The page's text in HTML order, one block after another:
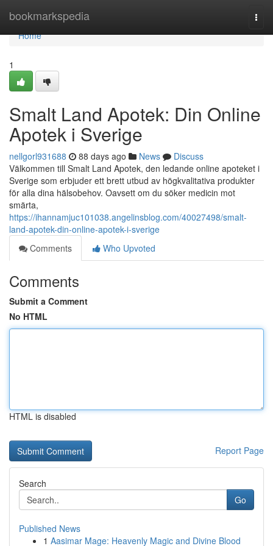
bookmarkspedia
Home
Home
1
Smalt Land Apotek: Din Online
Apotek i Sverige
nellgorl931688 88 days ago News
Discuss
Välkommen till Smalt Land Apotek, den ledande online apoteket i
Sverige som erbjuder ett brett utbud av högkvalitativa produkter
för alla dina hälsobehov. Oavsett om du söker medicin mot
smärta,
https://ihannamjuc101038.angelinsblog.com/40027498/smalt-
land-apotek-din-online-apotek-i-sverige
Comments
Who Upvoted
Comments
Submit a Comment
No HTML
HTML is disabled
Report Page
Search
Go
Published News
1 Aasimar Mage: Heavenly Magic and Divine Blood